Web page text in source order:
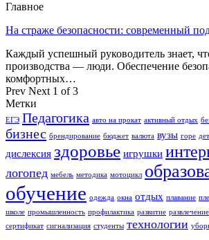
Главное
На страже безопасности: современный
Каждый успешный руководитель знает,
производства — люди. Обеспечение
комфортных…
Prev Next 1 of 3
Метки
ЕГЭ Педагогика авто на прокат активный отдых
бизнес брендирование бюджет валюта вузы горе
дислексия здоровье игрушки
логопед мебель методика мотоцикл
обучение одежда окна отдых плавание
школе промышленность профилактика развитие развлечение
сертификат сигнализация студенты технологии